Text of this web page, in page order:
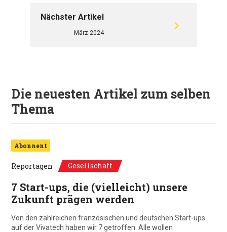
Nächster Artikel
März 2024
Die neuesten Artikel zum selben
Thema
Abonnent
Reportagen Gesellschaft
7 Start-ups, die (vielleicht) unsere
Zukunft prägen werden
Von den zahlreichen französischen und deutschen Start-ups
auf der Vivatech haben wir 7 getroffen. Alle wollen